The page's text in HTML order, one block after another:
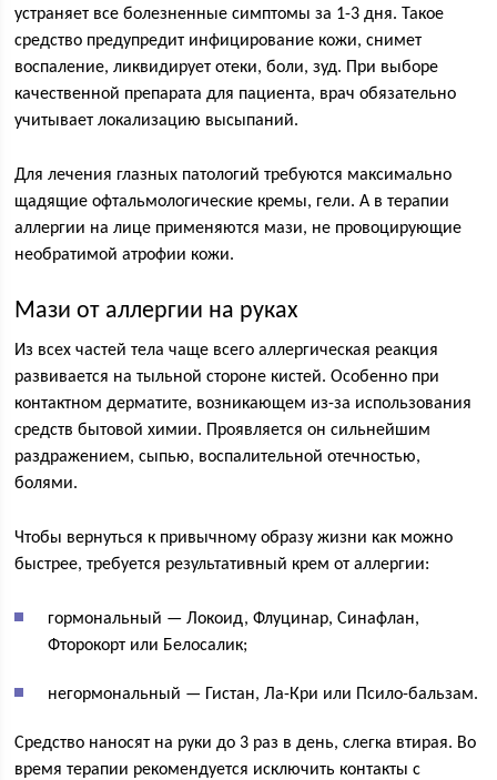
устраняет все болезненные симптомы за 1-3 дня. Такое
средство предупредит инфицирование кожи, снимет
воспаление, ликвидирует отеки, боли, зуд. При выборе
качественной препарата для пациента, врач обязательно
учитывает локализацию высыпаний.
Для лечения глазных патологий требуются максимально
щадящие офтальмологические кремы, гели. А в терапии
аллергии на лице применяются мази, не провоцирующие
необратимой атрофии кожи.
Мази от аллергии на руках
Из всех частей тела чаще всего аллергическая реакция
развивается на тыльной стороне кистей. Особенно при
контактном дерматите, возникающем из-за использования
средств бытовой химии. Проявляется он сильнейшим
раздражением, сыпью, воспалительной отечностью,
болями.
Чтобы вернуться к привычному образу жизни как можно
быстрее, требуется результативный крем от аллергии:
гормональный — Локоид, Флуцинар, Синафлан,
Фторокорт или Белосалик;
негормональный — Гистан, Ла-Кри или Псило-бальзам.
Средство наносят на руки до 3 раз в день, слегка втирая. Во
время терапии рекомендуется исключить контакты с